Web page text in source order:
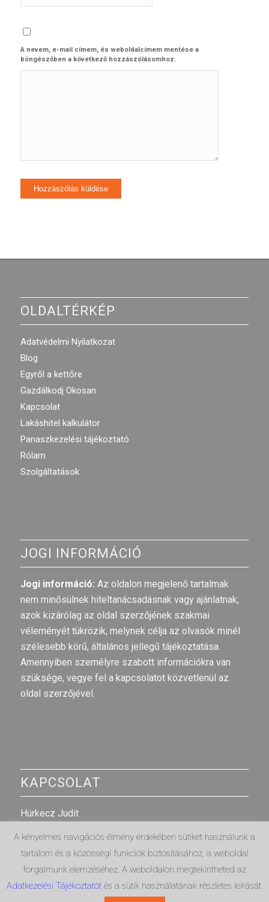
A nevem, e-mail címem, és weboldalcímem mentése a
böngészőben a következő hozzászólásomhoz.
OLDALTÉRKÉP
Adatvédelmi Nyilatkozat
Blog
Egyről a kettőre
Gazdálkodj Okosan
Kapcsolat
Lakáshitel kalkulátor
Panaszkezelési tájékoztató
Rólam
Szolgáltatások
JOGI INFORMÁCIÓ
Jogi információ: Az oldalon megjelenő tartalmak
nem minősülnek hiteltanácsadásnak vagy ajánlatnak,
azok kizárólag az oldal szerzőjének szakmai
véleményét tükrözik, melynek célja az olvasók minél
szélesebb körű, általános jellegű tájékoztatása.
Amennyiben személyre szabott információkra van
szüksége, vegye fel a kapcsolatot közvetlenül az
oldal szerzőjével.
KAPCSOLAT
Hürkecz Judit
E-mail cím :judit@egyrolakettore.hu
Telefonszám: +36703173436
A kényelmes navigációs élmény érdekében sütiket használunk a
tartalom és a közösségi funkciók biztosításához, a weboldal
forgalmunk elemzéséhez. A weboldalon megtekintheted az
Adatkezelési Tájékoztatót és a sütik használatának részletes leírását.